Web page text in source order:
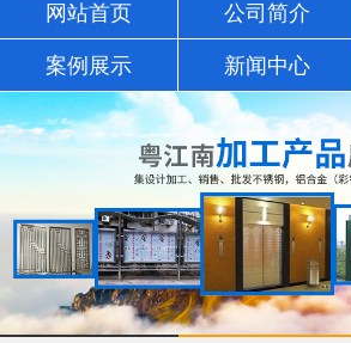
网站首页 公司简介
案例展示 新闻中心